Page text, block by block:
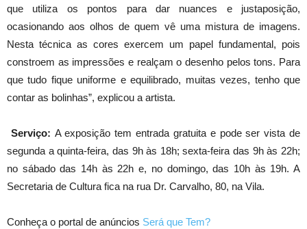
que utiliza os pontos para dar nuances e justaposição,
ocasionando aos olhos de quem vê uma mistura de imagens.
Nesta técnica as cores exercem um papel fundamental, pois
constroem as impressões e realçam o desenho pelos tons. Para
que tudo fique uniforme e equilibrado, muitas vezes, tenho que
contar as bolinhas”, explicou a artista.
Serviço: A exposição tem entrada gratuita e pode ser vista de
segunda a quinta-feira, das 9h às 18h; sexta-feira das 9h às 22h;
no sábado das 14h às 22h e, no domingo, das 10h às 19h. A
Secretaria de Cultura fica na rua Dr. Carvalho, 80, na Vila.
Conheça o portal de anúncios Será que Tem?